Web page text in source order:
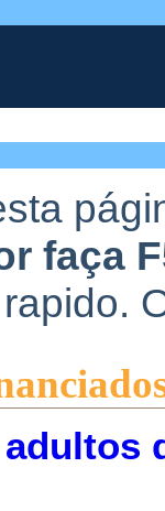
faça